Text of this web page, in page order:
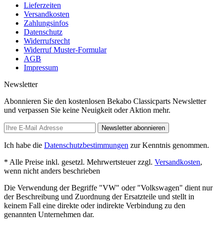
Lieferzeiten
Versandkosten
Zahlungsinfos
Datenschutz
Widerrufsrecht
Widerruf Muster-Formular
AGB
Impressum
Newsletter
Abonnieren Sie den kostenlosen Bekabo Classicparts Newsletter
und verpassen Sie keine Neuigkeit oder Aktion mehr.
Newsletter abonnieren
Ich habe die Datenschutzbestimmungen zur Kenntnis genommen.
* Alle Preise inkl. gesetzl. Mehrwertsteuer zzgl. Versandkosten,
wenn nicht anders beschrieben
Die Verwendung der Begriffe "VW" oder "Volkswagen" dient nur
der Beschreibung und Zuordnung der Ersatzteile und stellt in
keinem Fall eine direkte oder indirekte Verbindung zu den
genannten Unternehmen dar.